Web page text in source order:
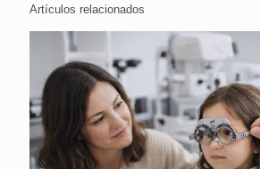
Artículos relacionados